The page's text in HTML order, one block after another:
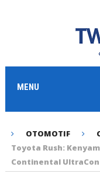
MENU
OTOMOTIF
Toyota Rush:
Continental